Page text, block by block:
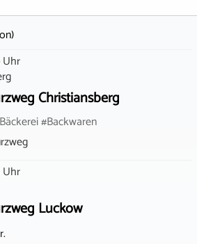
Uhr
Christiansberg
#Backwaren
Uhr
Luckow